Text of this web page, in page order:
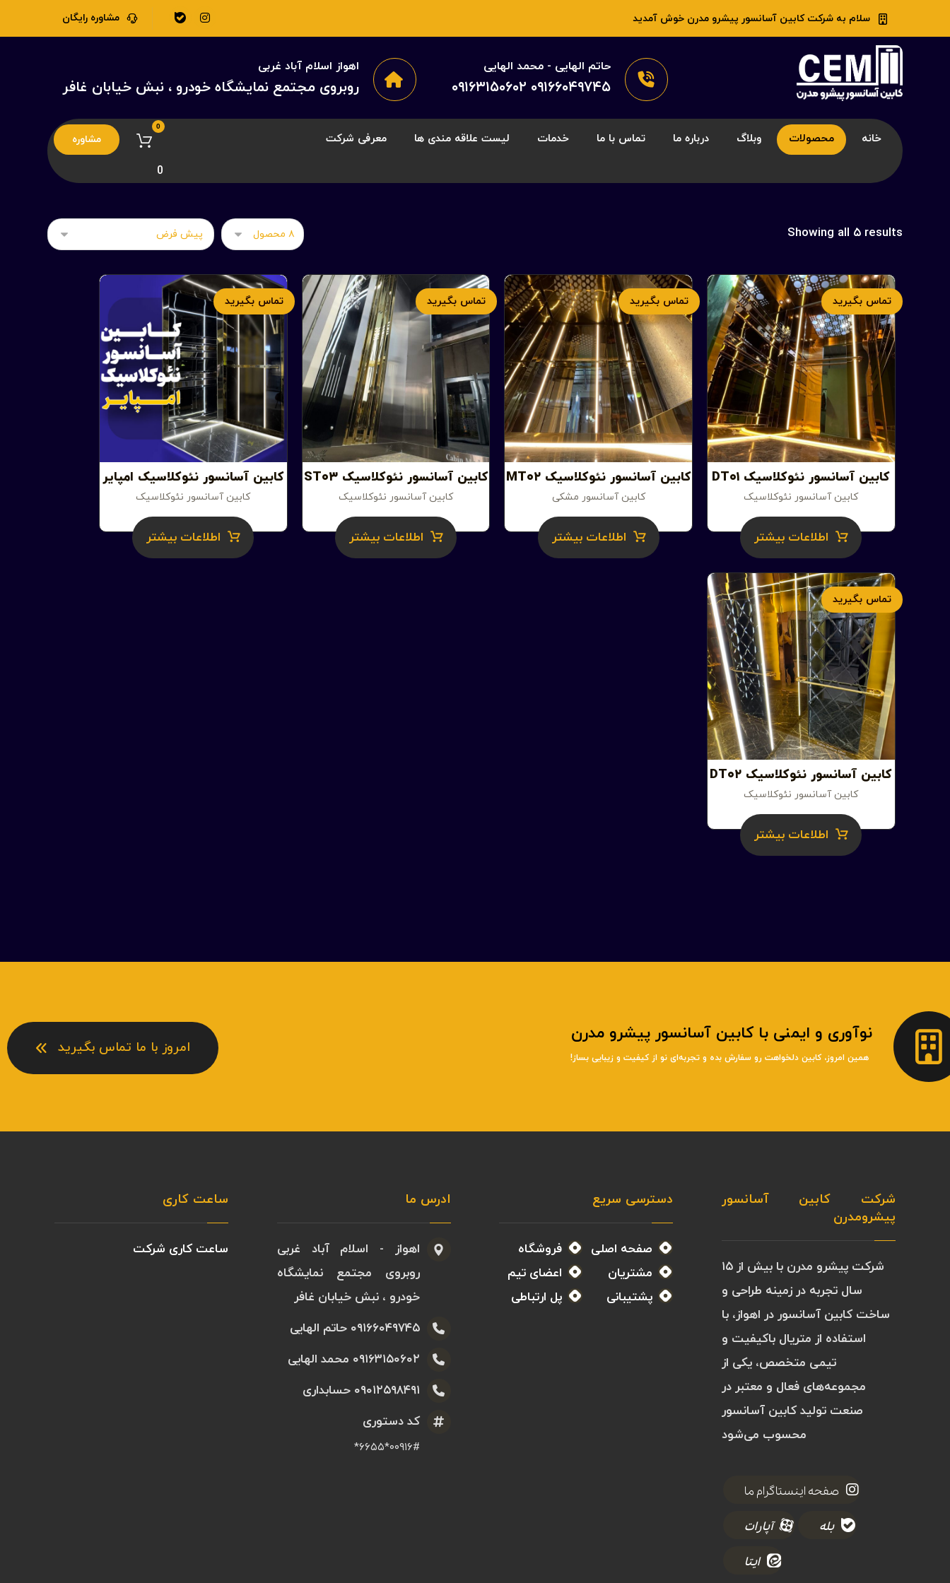
سلام به شرکت کابین آسانسور پیشرو مدرن خوش آمدید مشاوره رایگان
اهواز اسلام آباد غربی
روبروی مجتمع نمایشگاه خودرو ، نبش خیابان غافر
حاتم الهایی - محمد الهایی
۰۹۱۶۶۰۴۹۷۴۵ ۰۹۱۶۳۱۵۰۶۰۲
خانه محصولات وبلاگ درباره ما تماس با ما خدمات لیست علاقه مندی ها معرفی شرکت مشاوره
0
Showing all ۵ results
کابین آسانسور نئوکلاسیک DT۰۱
کابین آسانسور نئوکلاسیک
تماس بگیرید
اطلاعات بیشتر
کابین آسانسور نئوکلاسیک MT۰۲
کابین آسانسور مشکی
تماس بگیرید
اطلاعات بیشتر
کابین آسانسور نئوکلاسیک ST۰۳
کابین آسانسور نئوکلاسیک
تماس بگیرید
اطلاعات بیشتر
کابین آسانسور نئوکلاسیک امپایر
کابین آسانسور نئوکلاسیک
تماس بگیرید
اطلاعات بیشتر
کابین آسانسور نئوکلاسیک DT۰۲
کابین آسانسور نئوکلاسیک
تماس بگیرید
اطلاعات بیشتر
نوآوری و ایمنی با کابین آسانسور پیشرو مدرن
همین امروز، کابین دلخواهت رو سفارش بده و تجربه‌ای نو از کیفیت و زیبایی بساز!
امروز با ما تماس بگیرید
شرکت کابین آسانسور
پیشرومدرن
شرکت پیشرو مدرن با بیش از ۱۵
سال تجربه در زمینه طراحی و
ساخت کابین آسانسور در اهواز، با
استفاده از متریال باکیفیت و
تیمی متخصص، یکی از
مجموعه‌های فعال و معتبر در
صنعت تولید کابین آسانسور
محسوب می‌شود
صفحه اینستاگرام ما
بله آپارات
ایتا
دسترسی سریع
صفحه اصلی
فروشگاه
مشتریان
اعضای تیم
پشتیبانی
پل ارتباطی
ادرس ما
اهواز - اسلام آباد غربی
روبروی مجتمع نمایشگاه
خودرو ، نبش خیابان غافر
۰۹۱۶۶۰۴۹۷۴۵ حاتم الهایی
۰۹۱۶۳۱۵۰۶۰۲ محمد الهایی
۰۹۰۱۲۵۹۸۴۹۱ حسابداری
کد دستوری
۰۰۹۱۶#*۶۶۵۵*
ساعت کاری
ساعت کاری شرکت